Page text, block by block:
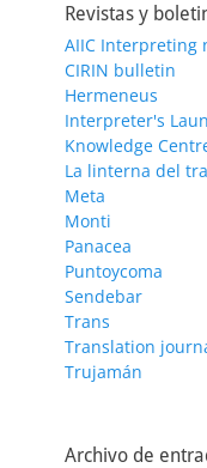
Revistas y
AIIC Interpreting
CIRIN bulletin
Hermeneus
Interpreter's
Knowledge
La linterna del
Meta
Monti
Panacea
Puntoycoma
Sendebar
Trans
Translation
Trujamán
Archivo de